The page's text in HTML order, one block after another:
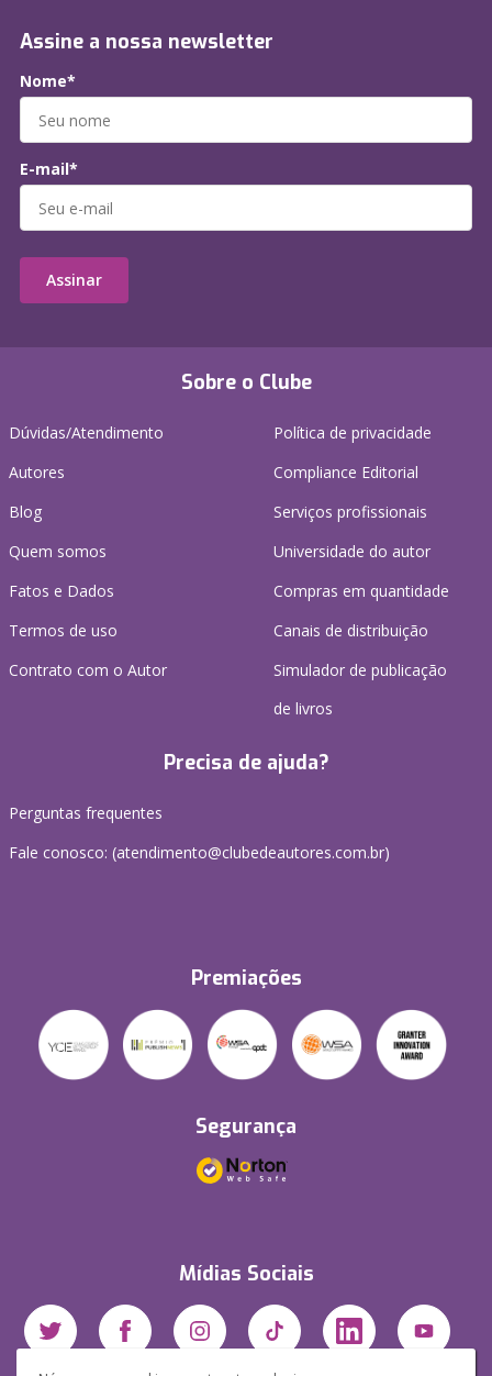
Sobre o Clube
Dúvidas/Atendimento
Autores
Blog
Quem somos
Fatos e Dados
Termos de uso
Contrato com o Autor
Política de privacidade
Compliance Editorial
Serviços profissionais
Universidade do autor
Compras em quantidade
Canais de distribuição
Simulador de publicação
de livros
Precisa de ajuda?
Perguntas frequentes
Fale conosco: (atendimento@clubedeautores.com.br)
Premiações
Segurança
Mídias Sociais
Assine a nossa newsletter
Nome*
E-mail*
Assinar